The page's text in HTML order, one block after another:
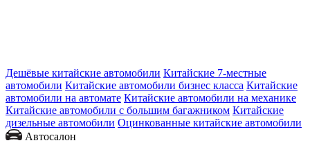
Дешёвые китайские автомобили Китайские 7-местные
автомобили Китайские автомобили бизнес класса Китайские
автомобили на автомате Китайские автомобили на механике
Китайские автомобили с большим багажником Китайские
дизельные автомобили Оцинкованные китайские автомобили
Автосалон